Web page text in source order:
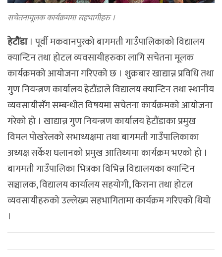
सचेतनामूलक कार्यक्रममा सहभागीहरु ।
हेटौंडा। पूर्वी मकवानपुरको बागमती गाउँपालिकाको विद्यालय
क्यान्टिन तथा होटल व्यवसायीहरुका लागि सचेतना मूलक
कार्यक्रमको आयोजना गरिएको छ । शुक्रबार खाद्यान्न प्रविधि तथा
गुण नियन्त्रण कार्यालय हेटौंडाले विद्यालय क्यान्टिन तथा स्थानीय
व्यवसायीसँग सम्बन्धीत विषयमा सचेतना कार्यक्रमको आयोजना
गरेको हो । खाद्यान्न गुण नियन्त्रण कार्यालय हेटौंडाका प्रमुख
विमल पोखरेलको सभाध्यक्षमा तथा बागमती गाउँपालिकाका
अध्यक्ष सर्केश घलानको प्रमुख आतिथ्यमा कार्यक्रम भएको हो ।
बागमती गाउँपालिका भित्रका विभिन्न विद्यालयका क्यान्टिन
सञ्चालक, विद्यालय कार्यालय सहयोगी, किराना तथा होटल
व्यवसायीहरुको उल्लेख्य सहभागितामा कार्यक्रम गरिएको थियो
।